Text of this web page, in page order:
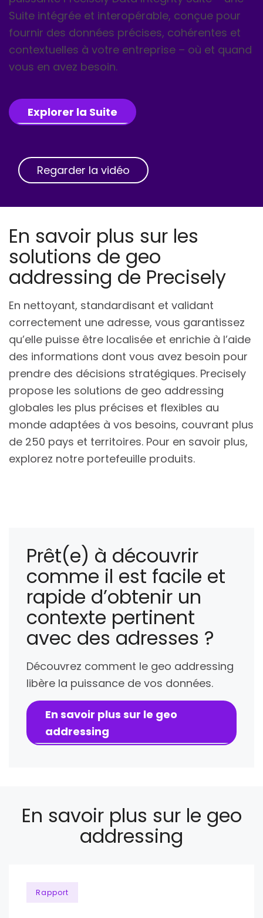
Suite intégrée et interopérable, conçue pour
fournir des données précises, cohérentes et
contextuelles à votre entreprise – où et quand
vous en avez besoin.
Explorer la Suite
Regarder la vidéo
En savoir plus sur les
solutions de geo
addressing de Precisely
En nettoyant, standardisant et validant
correctement une adresse, vous garantissez
qu’elle puisse être localisée et enrichie à l’aide
des informations dont vous avez besoin pour
prendre des décisions stratégiques. Precisely
propose les solutions de geo addressing
globales les plus précises et flexibles au
monde adaptées à vos besoins, couvrant plus
de 250 pays et territoires. Pour en savoir plus,
explorez notre portefeuille produits.
Prêt(e) à découvrir
comme il est facile et
rapide d’obtenir un
contexte pertinent
avec des adresses ?
Découvrez comment le geo addressing
libère la puissance de vos données.
En savoir plus sur le geo
addressing
En savoir plus sur le geo
addressing
Rapport